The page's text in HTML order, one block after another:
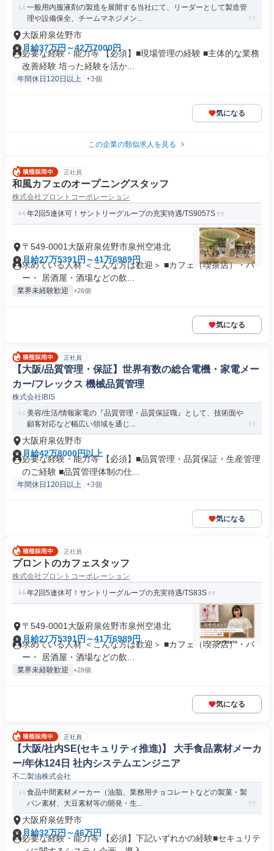
一般用内服液剤の製造を展開する当社にて、リーダーとして製造管
理や設備保全、チームマネジメン...
大阪府泉佐野市
月給37万円～42万7000円
必要な経験・能力等 【必須】■現場管理の経験 ■主体的な業務
改善経験 培った経験を活か...
年間休日120日以上 +3個
気になる
この企業の類似求人を見る
正社員
和風カフェのオープニングスタッフ
株式会社プロントコーポレーション
年2回5連休可！サントリーグループの充実待遇/TS9057S
〒549-0001大阪府泉佐野市泉州空港北
月給27万5391円～41万6989円
求めている人材 ＜こんな方は歓迎＞ ■カフェ（喫茶店）・バ
ー・ 居酒屋・酒場などの飲...
業界未経験歓迎 +26個
気になる
正社員
【大阪/品質管理・保証】世界有数の総合電機・家電メー
カー/フレックス 機械品質管理
株式会社IBIS
美容/生活/情報家電の『品質管理・品質保証職』として、技術面や
顧客対応など幅広い領域を通じ...
大阪府泉佐野市
月給42万8000円以上
必要な経験・能力等 【必須】■品質管理・品質保証・生産管理
のご経験 ■品質管理体制の仕...
年間休日120日以上 +3個
気になる
正社員
プロントのカフェスタッフ
株式会社プロントコーポレーション
年2回5連休可！サントリーグループの充実待遇/TS83S
〒549-0001大阪府泉佐野市泉州空港北
月給27万5391円～41万6989円
求めている人材 ＜こんな方は歓迎＞ ■カフェ（喫茶店）・バ
ー・ 居酒屋・酒場などの飲...
業界未経験歓迎 +28個
気になる
正社員
【大阪/社内SE(セキュリティ推進)】 大手食品素材メーカ
ー/年休124日 社内システムエンジニア
不二製油株式会社
食品中間素材メーカー（油脂、業務用チョコレートなどの製菓・製
パン素材、大豆素材等の開発・生...
大阪府泉佐野市
月給32万円～46万円
必要な経験・能力等 【必須】下記いずれかの経験■セキュリテ